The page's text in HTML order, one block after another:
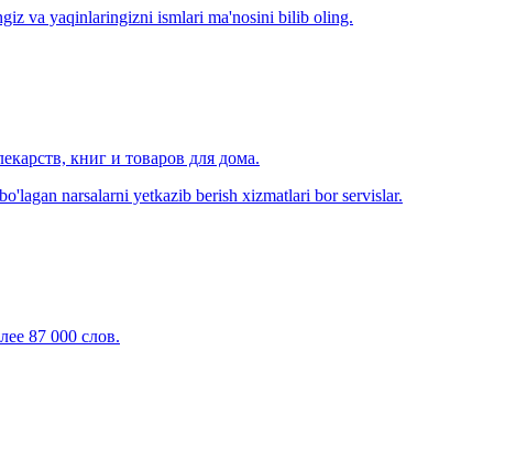
va yaqinlaringizni ismlari ma'nosini bilib oling.
книг и товаров для дома.
narsalarni yetkazib berish xizmatlari bor servislar.
87 000 слов.